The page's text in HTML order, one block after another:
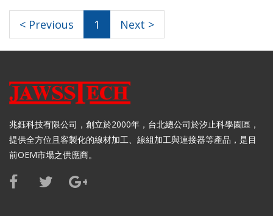
< Previous 1 Next >
兆鈺科技有限公司，創立於2000年，台北總公司於汐止科學園區，
提供全方位且客製化的線材加工、線組加工與連接器等產品，是目
前OEM市場之供應商。